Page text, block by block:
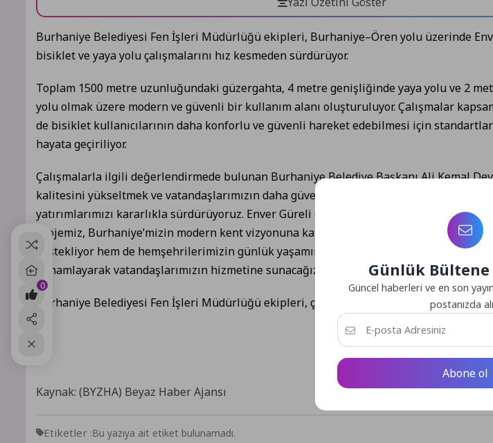
Burhaniye Belediyesi Fen İşleri Müdürlüğü ekipleri, Burhaniye–Ören yolu üzerinde
bisiklet ve yaya yolu çalışmalarını hız kesmeden sürdürüyor.
Toplam 1500 metre uzunluğundaki güzergahta, 4 metre genişliğinde yaya yolu ve 2
yolu olmak üzere modern ve güvenli bir kullanım alanı oluşturuluyor. Çalışmalar
de bisiklet kullanıcılarının daha konforlu ve güvenli hareket edebilmesi için
hayata geçiriliyor.
Çalışmalarla ilgili değerlendirmede bulunan Burhaniye Belediye Başkanı Ali Kemal
kalitesini yükseltmek ve vatandaşlarımızın daha güvenli, keyifli bir ulaşım deneyimi
yatırımlarımızı kararlıkla sürdürüyoruz. Enver Güreli Caddesi’nde hayata geçireceğimiz
projemiz, Burhaniye’mizin modern kent vizyonuna katkı sağlayacak. Ayrıca, bu projeyle
destekliyor hem de hemşehrilerimizin günlük yaşamına değer katacağız.
tamamlayarak vatandaşlarımızın hizmetine sunacağız.” dedi.
Burhaniye Belediyesi Fen İşleri Müdürlüğü ekipleri, çalışmalarını program dahilinde
Kaynak: (BYZHA) Beyaz Haber Ajansı
Etiketler :Bu yazıya ait etiket bulunamadı.
0
Günlük Bültene
Güncel haberleri ve en son
postanızda
Abone ol